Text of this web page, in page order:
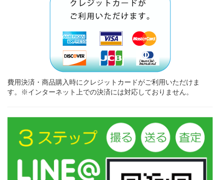
費用決済・商品購入時にクレジットカードがご利用いただけま
す。※インターネット上での決済には対応しておりません。